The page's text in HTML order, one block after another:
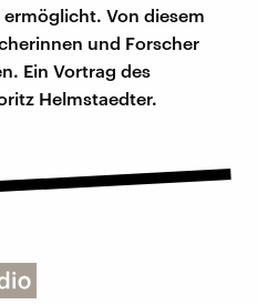
Von diesem
und Forscher
Ein Vortrag des
Helmstaedter.